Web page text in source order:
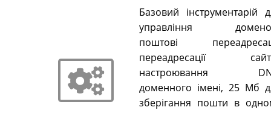
Базовий інструментарій
управління
поштові
переадресації
настроювання
доменного імені, 25 Мб
зберігання пошти в